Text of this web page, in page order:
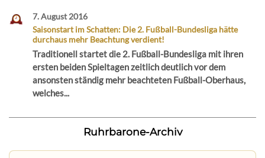
7. August 2016
Saisonstart im Schatten: Die 2. Fußball-Bundesliga hätte
durchaus mehr Beachtung verdient!
Traditionell startet die 2. Fußball-Bundesliga mit ihren
ersten beiden Spieltagen zeitlich deutlich vor dem
ansonsten ständig mehr beachteten Fußball-Oberhaus,
welches...
Ruhrbarone-Archiv